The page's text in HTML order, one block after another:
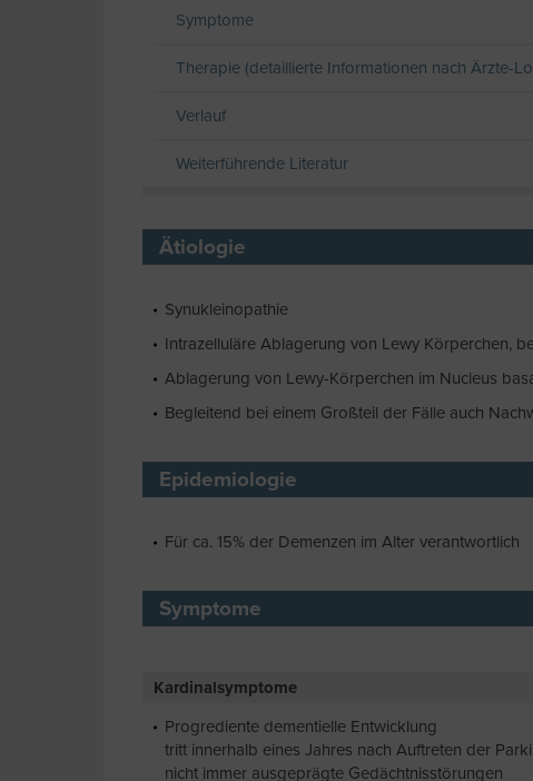
Symptome
Therapie (detaillierte Informationen nach Ärzte-
Verlauf
Weiterführende Literatur
Ätiologie
Synukleinopathie
Intrazelluläre Ablagerung von Lewy Körperchen,
Ablagerung von Lewy-Körperchen im Nucleus
Begleitend bei einem Großteil der Fälle auch
Epidemiologie
Für ca. 15% der Demenzen im Alter verantwortlich
Symptome
Kardinalsymptome
Progrediente dementielle Entwicklung
tritt innerhalb eines Jahres nach Auftreten der
nicht immer ausgeprägte Gedächtnisstörungen